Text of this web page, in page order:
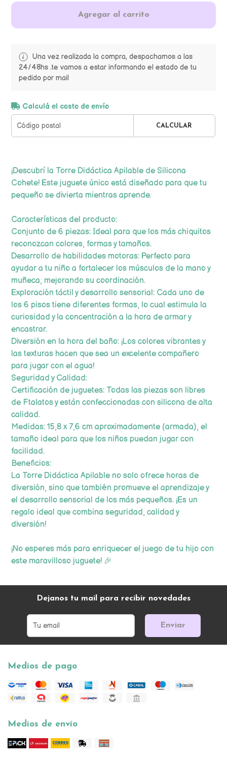
Agregar al carrito
Una vez realizada la compra, despachamos a las
24/48hs .te vamos a estar informando el estado de tu
pedido por mail
Calculá el costo de envío
CALCULAR
¡Descubrí la Torre Didáctica Apilable de Silicona
Cohete! Este juguete único está diseñado para que tu
pequeño se divierta mientras aprende.
Características del producto:
Conjunto de 6 piezas: Ideal para que los más chiquitos
reconozcan colores, formas y tamaños.
Desarrollo de habilidades motoras: Perfecto para
ayudar a tu niño a fortalecer los músculos de la mano y
muñeca, mejorando su coordinación.
Exploración táctil y desarrollo sensorial: Cada uno de
los 6 pisos tiene diferentes formas, lo cual estimula la
curiosidad y la concentración a la hora de armar y
encastrar.
Diversión en la hora del baño: ¡Los colores vibrantes y
las texturas hacen que sea un excelente compañero
para jugar con el agua!
Seguridad y Calidad:
Certificación de juguetes: Todas las piezas son libres
de Ftalatos y están confeccionadas con silicona de alta
calidad.
Medidas: 15,8 x 7,6 cm aproximadamente (armada), el
tamaño ideal para que los niños puedan jugar con
facilidad.
Beneficios:
La Torre Didáctica Apilable no solo ofrece horas de
diversión, sino que también promueve el aprendizaje y
el desarrollo sensorial de los más pequeños. ¡Es un
regalo ideal que combina seguridad, calidad y
diversión!
¡No esperes más para enriquecer el juego de tu hijo con
este maravilloso juguete! 🎉
Dejanos tu mail para recibir novedades
Enviar
Medios de pago
Medios de envío